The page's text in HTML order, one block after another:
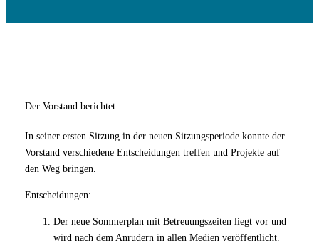
Der Vorstand berichtet
In seiner ersten Sitzung in der neuen Sitzungsperiode konnte der
Vorstand verschiedene Entscheidungen treffen und Projekte auf
den Weg bringen.
Entscheidungen:
Der neue Sommerplan mit Betreuungszeiten liegt vor und
wird nach dem Anrudern in allen Medien veröffentlicht.